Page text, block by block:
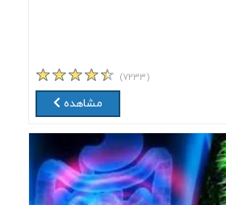
(۷۲۳۳)
مشاهده